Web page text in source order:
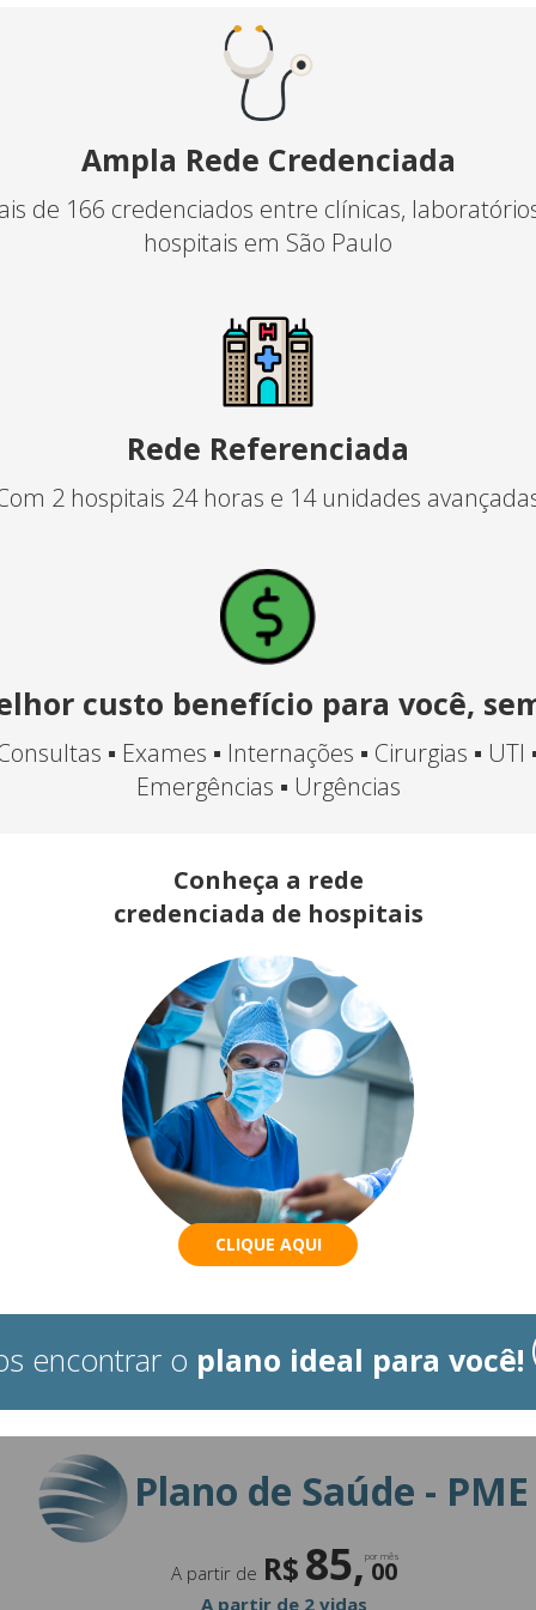
Ampla Rede Credenciada
de 166 credenciados entre clínicas,
hospitais em São Paulo
Rede Referenciada
2 hospitais 24 horas e 14 unidades
custo benefício para você,
▪ Exames ▪ Internações ▪ Cirurgias ▪ UTI
Emergências ▪ Urgências
Conheça a rede
credenciada de hospitais
CLIQUE AQUI
encontrar o plano ideal para você!
Plano de Saúde - PME
A partir de R$ 85, 00
por mês
A partir de 2 vidas